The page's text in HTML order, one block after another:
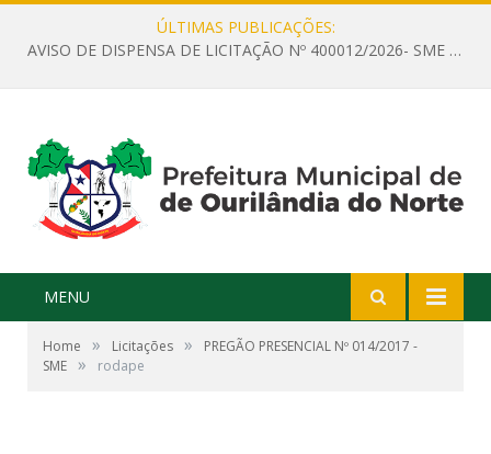
ÚLTIMAS PUBLICAÇÕES:
AVISO DE DISPENSA DE LICITAÇÃO Nº 400012/2026- SME – CONTRATAÇÃO DE EMPRESA ESPECIALIZADA PARA LOCAÇÃO DE ÔNIBUS EXECUTIVO COM CAPACIDADE DE 60 (SESSENTA) POLTRONAS, PARA TRANSPORTAR PROFESSORES RESPONSÁVEIS E ALUNOS PARA BRASÍLIA, COM SAÍDA DIA 10/08/2026 E RETORNO DIA 14/08/2026
MENU
Home » Licitações »
PREGÃO PRESENCIAL Nº 014/2017 -
SME » rodape